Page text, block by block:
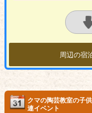
周辺の宿
クマの陶芸教室の子
連イベント